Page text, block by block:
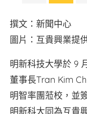
撰文：新聞中心
圖片：互貴興業提
明新科技大學於 9
董事長Tran Kim
明智率團蒞校，並
明新科大同為互貴